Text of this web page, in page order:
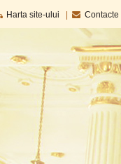
Harta site-ului Contacte